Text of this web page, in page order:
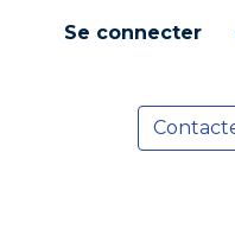
Se connecter